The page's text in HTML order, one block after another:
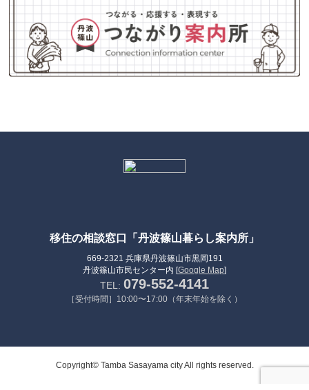
移住の相談窓口「丹波篠山暮らし案内所」
669-2321 兵庫県丹波篠山市黒岡191
丹波篠山市民センター内 [Google Map]
TEL: 079-552-4141
［受付時間］10:00〜17:00（年末年始を除く）
Copyright© Tamba Sasayama city All rights reserved.